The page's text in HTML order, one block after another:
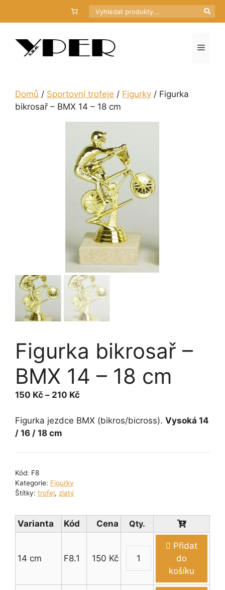
Hledat
Menu
Domů / Sportovní trofeje / Figurky / Figurka
bikrosař – BMX 14 – 18 cm
Figurka bikrosař –
BMX 14 – 18 cm
150 Kč – 210 KčRozpětí
150 Kč
Figurka jezdce BMX (bikros/bicross). Vysoká 14
/ 16 / 18 cm
Kód: F8
Kategorie: Figurky
Štítky: trofej, zlatý
Varianta Kód Cena
14 cm F8.1 150 Kč
Figurka
bikrosař
Přidat
do
košíku